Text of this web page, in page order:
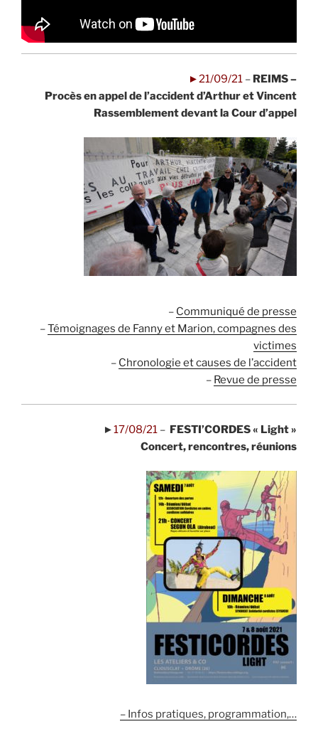
►21/09/21 – REIMS –
Procès en appel de l’accident d’Arthur et Vincent
Rassemblement devant la Cour d’appel
– Communiqué de presse
–Témoignages de Fanny et Marion, compagnes des
victimes
– Chronologie et causes de l’accident
– Revue de presse
►17/08/21 – FESTI’CORDES « Light »
Concert, rencontres, réunions
– Infos pratiques, programmation,…